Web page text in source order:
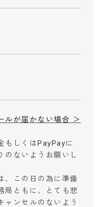
ルが届かない場合 ＞
もしくはPayPayに
のないようお願いし
、この日の為に準備
局ともに、とても悲
ャンセルのないよう